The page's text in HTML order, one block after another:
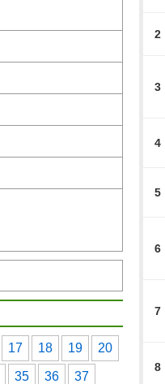
17 18 19 20
35 36 37
2
3
4
5
6
7
8